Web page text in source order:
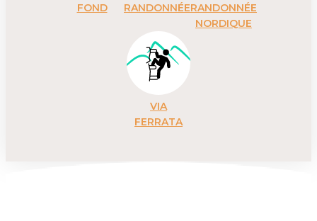
FOND
RANDONNÉERANDONNÉE
NORDIQUE
VIA
FERRATA